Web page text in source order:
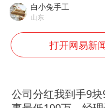
国
美股
胡彦
胜宏
白小兔手工
山东
打开网易新
公司分红我到手9块